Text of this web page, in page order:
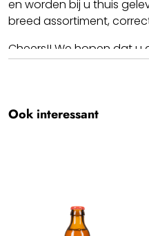
en worden bij u thuis
breed assortiment,
Cheers!! We hopen dat u
Ook interessant